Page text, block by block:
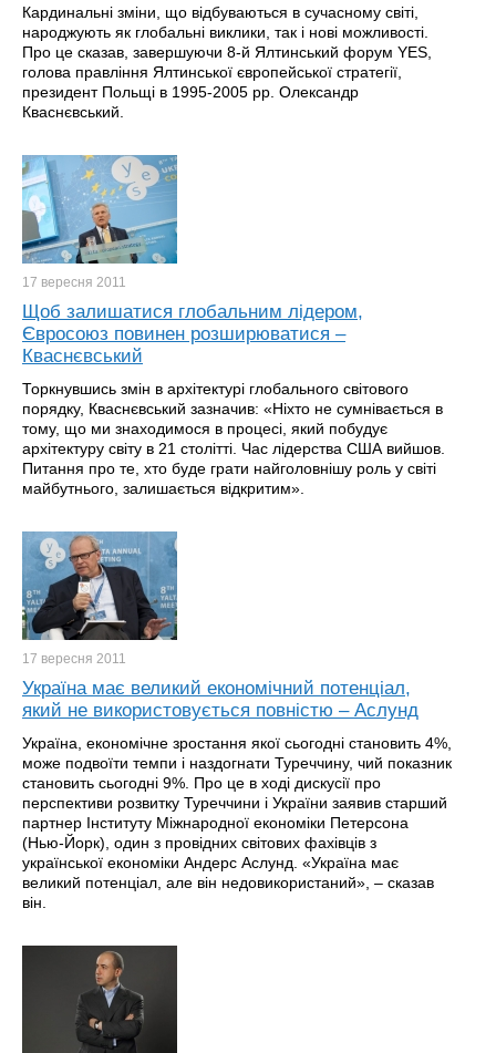
Кардинальні зміни, що відбуваються в сучасному світі,
народжують як глобальні виклики, так і нові можливості.
Про це сказав, завершуючи 8-й Ялтинський форум YES,
голова правління Ялтинської європейської стратегії,
президент Польщі в 1995-2005 рр. Олександр
Кваснєвський.
17 вересня 2011
Щоб залишатися глобальним лідером,
Євросоюз повинен розширюватися –
Кваснєвський
Торкнувшись змін в архітектурі глобального світового
порядку, Кваснєвський зазначив: «Ніхто не сумнівається в
тому, що ми знаходимося в процесі, який побудує
архітектуру світу в 21 столітті. Час лідерства США вийшов.
Питання про те, хто буде грати найголовнішу роль у світі
майбутнього, залишається відкритим».
17 вересня 2011
Україна має великий економічний потенціал,
який не використовується повністю – Аслунд
Україна, економічне зростання якої сьогодні становить 4%,
може подвоїти темпи і наздогнати Туреччину, чий показник
становить сьогодні 9%. Про це в ході дискусії про
перспективи розвитку Туреччини і України заявив старший
партнер Інституту Міжнародної економіки Петерсона
(Нью-Йорк), один з провідних світових фахівців з
української економіки Андерс Аслунд. «Україна має
великий потенціал, але він недовикористаний», – сказав
він.